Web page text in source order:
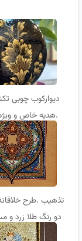
دیوارکوب چوبی
.هدیه خاص و
شده
تذهیب .طرح
آلمانی .کاغذ